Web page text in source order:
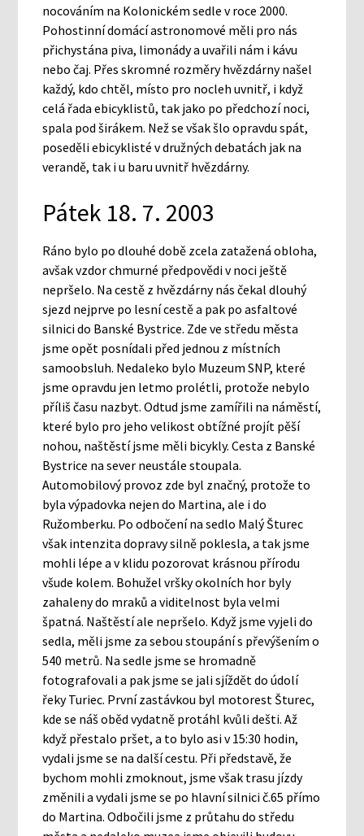
nocováním na Kolonickém sedle v roce 2000.
Pohostinní domácí astronomové měli pro nás
přichystána piva, limonády a uvařili nám i kávu
nebo čaj. Přes skromné rozměry hvězdárny našel
každý, kdo chtěl, místo pro nocleh uvnitř, i když
celá řada ebicyklistů, tak jako po předchozí noci,
spala pod širákem. Než se však šlo opravdu spát,
poseděli ebicyklisté v družných debatách jak na
verandě, tak i u baru uvnitř hvězdárny.
Pátek 18. 7. 2003
Ráno bylo po dlouhé době zcela zatažená obloha,
avšak vzdor chmurné předpovědi v noci ještě
nepršelo. Na cestě z hvězdárny nás čekal dlouhý
sjezd nejprve po lesní cestě a pak po asfaltové
silnici do Banské Bystrice. Zde ve středu města
jsme opět posnídali před jednou z místních
samoobsluh. Nedaleko bylo Muzeum SNP, které
jsme opravdu jen letmo prolétli, protože nebylo
příliš času nazbyt. Odtud jsme zamířili na náměstí,
které bylo pro jeho velikost obtížné projít pěší
nohou, naštěstí jsme měli bicykly. Cesta z Banské
Bystrice na sever neustále stoupala.
Automobilový provoz zde byl značný, protože to
byla výpadovka nejen do Martina, ale i do
Ružomberku. Po odbočení na sedlo Malý Šturec
však intenzita dopravy silně poklesla, a tak jsme
mohli lépe a v klidu pozorovat krásnou přírodu
všude kolem. Bohužel vršky okolních hor byly
zahaleny do mraků a viditelnost byla velmi
špatná. Naštěstí ale nepršelo. Když jsme vyjeli do
sedla, měli jsme za sebou stoupání s převýšením o
540 metrů. Na sedle jsme se hromadně
fotografovali a pak jsme se jali sjíždět do údolí
řeky Turiec. První zastávkou byl motorest Šturec,
kde se náš oběd vydatně protáhl kvůli dešti. Až
když přestalo pršet, a to bylo asi v 15:30 hodin,
vydali jsme se na další cestu. Při představě, že
bychom mohli zmoknout, jsme však trasu jízdy
změnili a vydali jsme se po hlavní silnici č.65 přímo
do Martina. Odbočili jsme z průtahu do středu